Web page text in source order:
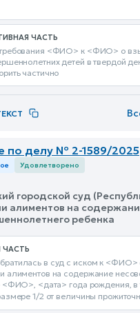
ЧАСТЬ
<ФИО> к <ФИО> о
детей в твердой
частично
по делу № 2-1589/2025
Удовлетворено
городской суд
алиментов на
ребенка
ЧАСТЬ
в суд с иском к <ФИО>
алиментов на содержание
<ФИО>, <дата> года рождения, в
1/2 от величины